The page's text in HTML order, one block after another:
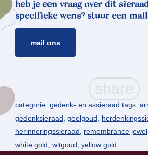
heb je een vraag over dit
specifieke wens? stuur een mail
mail ons
categorie: gedenk- en assieraad tags:
gedenksieraad, geelgoud,
herinneringssieraad, remembrance jewel
white gold, witgoud, yellow gold